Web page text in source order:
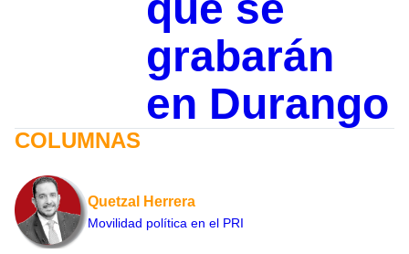
grabarán
en Durango
COLUMNAS
Quetzal Herrera
Movilidad política en el PRI